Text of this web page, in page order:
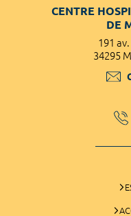
CENTRE
DE
191
34295